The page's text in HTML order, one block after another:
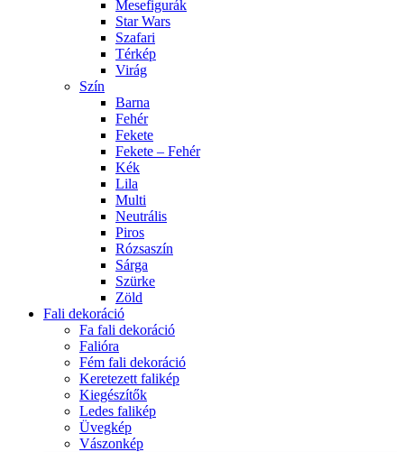
Mesefigurák
Star Wars
Szafari
Térkép
Virág
Szín
Barna
Fehér
Fekete
Fekete – Fehér
Kék
Lila
Multi
Neutrális
Piros
Rózsaszín
Sárga
Szürke
Zöld
Fali dekoráció
Fa fali dekoráció
Falióra
Fém fali dekoráció
Keretezett falikép
Kiegészítők
Ledes falikép
Üvegkép
Vászonkép